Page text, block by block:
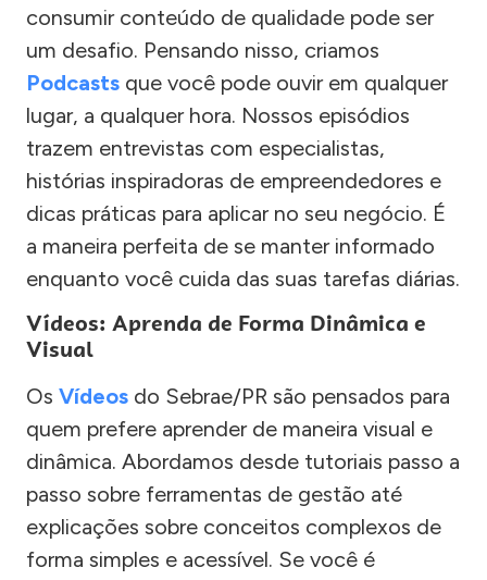
consumir conteúdo de qualidade pode ser
um desafio. Pensando nisso, criamos
Podcasts que você pode ouvir em qualquer
lugar, a qualquer hora. Nossos episódios
trazem entrevistas com especialistas,
histórias inspiradoras de empreendedores e
dicas práticas para aplicar no seu negócio. É
a maneira perfeita de se manter informado
enquanto você cuida das suas tarefas diárias.
Vídeos: Aprenda de Forma Dinâmica e
Visual
Os Vídeos do Sebrae/PR são pensados para
quem prefere aprender de maneira visual e
dinâmica. Abordamos desde tutoriais passo a
passo sobre ferramentas de gestão até
explicações sobre conceitos complexos de
forma simples e acessível. Se você é